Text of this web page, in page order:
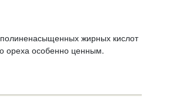
жирных кислот
ореха особенно ценным.